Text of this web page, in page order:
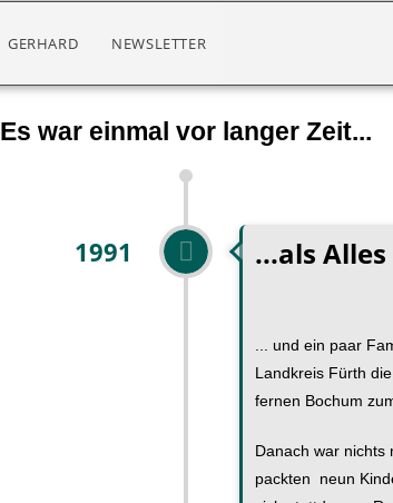
GERHARD NEWSLETTER
Es war einmal vor langer Zeit...
1991 ...als
... und ein paar
Landkreis Fürth
fernen Bochum
Danach war nichts
packten neun